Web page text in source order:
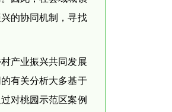
的协同机制，寻找
产业振兴共同发展
有关分析大多基于
对桃园示范区案例